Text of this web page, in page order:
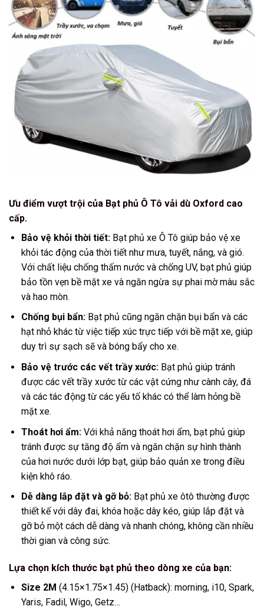
Ưu điểm vượt trội của Bạt phủ Ô Tô vải dù Oxford cao
cấp.
Bảo vệ khỏi thời tiết:Bạt phủ xe Ô Tô giúp bảo vệ xe
khỏi tác động của thời tiết như mưa, tuyết, nắng, và gió.
Với chất liệu chống thấm nước và chống UV, bạt phủ giúp
bảo tồn vẹn bề mặt xe và ngăn ngừa sự phai mờ màu sắc
và hao mòn.
Chống bụi bẩn:Bạt phủ cũng ngăn chặn bụi bẩn và các
hạt nhỏ khác từ việc tiếp xúc trực tiếp với bề mặt xe, giúp
duy trì sự sạch sẽ và bóng bẩy cho xe.
Bảo vệ trước các vết trầy xước:Bạt phủ giúp tránh
được các vết trầy xước từ các vật cứng như cành cây, đá
và các tác động từ các yếu tố khác có thể làm hỏng bề
mặt xe.
Thoát hơi ẩm:Với khả năng thoát hơi ẩm, bạt phủ giúp
tránh được sự tăng độ ẩm và ngăn chặn sự hình thành
của hơi nước dưới lớp bạt, giúp bảo quản xe trong điều
kiện khô ráo.
Dễ dàng lắp đặt và gỡ bỏ:Bạt phủ xe ôtô thường được
thiết kế với dây đai, khóa hoặc dây kéo, giúp lắp đặt và
gỡ bỏ một cách dễ dàng và nhanh chóng, không cần nhiều
thời gian và công sức.
Lựa chọn kích thước bạt phủ theo dòng xe của bạn:
Size 2M (4.15×1.75×1.45) (Hatback): morning, i10, Spark,
Yaris, Fadil, Wigo, Getz…